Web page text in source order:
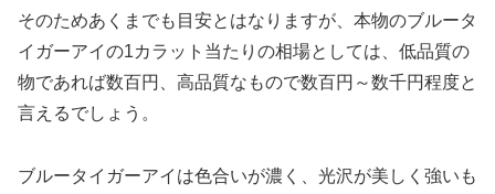
そのためあくまでも目安とはなりますが、本物のブルータ
イガーアイの1カラット当たりの相場としては、低品質の
物であれば数百円、高品質なもので数百円～数千円程度と
言えるでしょう。
ブルータイガーアイは色合いが濃く、光沢が美しく強いも